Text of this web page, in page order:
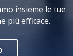
insieme le tue
più efficace.